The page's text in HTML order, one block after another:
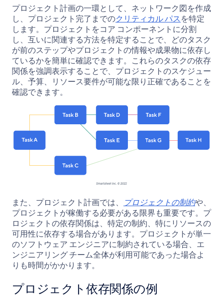
プロジェクト計画の一環として、ネットワーク図を作成
し、プロジェクト完了までのクリティカル パスを特定
します。プロジェクトをコア コンポーネントに分割
し、互いに関連する方法を特定することで、どのタスク
が前のステップやプロジェクトの情報や成果物に依存し
ているかを簡単に確認できます。これらのタスクの依存
関係を強調表示することで、プロジェクトのスケジュー
ル、予算、リソース要件が可能な限り正確であることを
確認できます。
また、プロジェクト計画では、 プロジェクトの制約や、
プロジェクトが稼働する必要がある限界も重要です。プ
ロジェクトの依存関係は、特定の制約、特にリソースの
可用性に依存する場合があります。プロジェクトが単一
のソフトウェア エンジニアに制約されている場合、エ
ンジニアリング チーム全体が利用可能であった場合よ
りも時間がかかります。
プロジェクト依存関係の例